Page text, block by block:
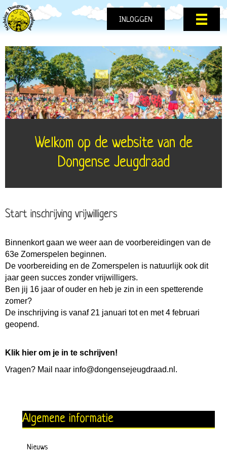
INLOGGEN
Welkom op de website van de
Dongense Jeugdraad
Start inschrijving vrijwilligers
Binnenkort gaan we weer aan de voorbereidingen van de
63e Zomerspelen beginnen.
De voorbereiding en de Zomerspelen is natuurlijk ook dit
jaar geen succes zonder vrijwilligers.
Ben jij 16 jaar of ouder en heb je zin in een spetterende
zomer?
De inschrijving is vanaf 21 januari tot en met 4 februari
geopend.
Klik hier om je in te schrijven!
Vragen? Mail naar info@dongensejeugdraad.nl.
Algemene informatie
Nieuws